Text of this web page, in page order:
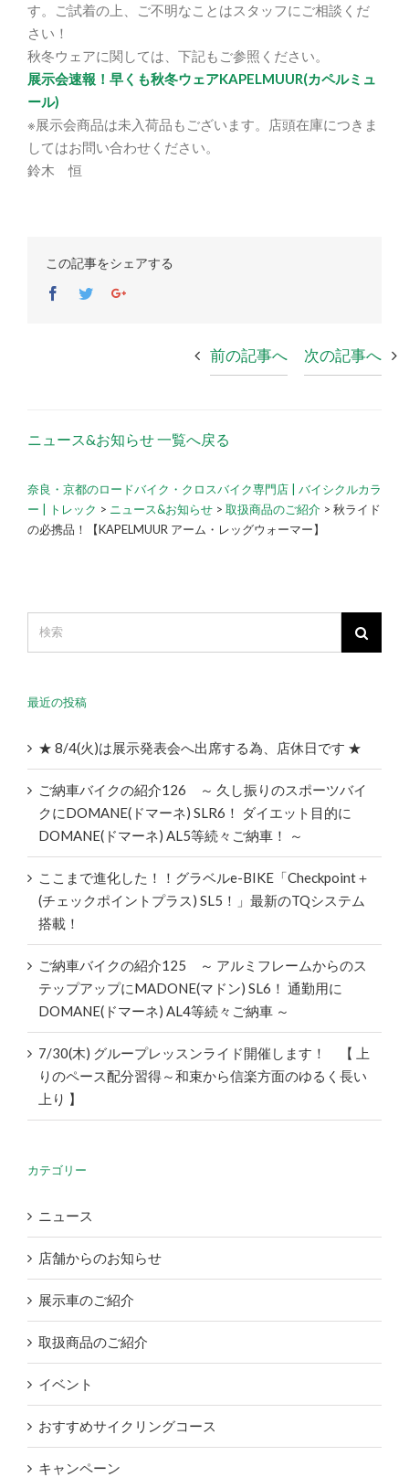
す。ご試着の上、ご不明なことはスタッフにご相談くだ
さい！
秋冬ウェアに関しては、下記もご参照ください。
展示会速報！早くも秋冬ウェアKAPELMUUR(カペルミュ
ール)
※展示会商品は未入荷品もございます。店頭在庫につきま
してはお問い合わせください。
鈴木 恒
この記事をシェアする
Facebook
TwitterGoogle+
前の記事へ 次の記事へ
ニュース&お知らせ 一覧へ戻る
奈良・京都のロードバイク・クロスバイク専門店 | バイシクルカラ
ー | トレック > ニュース&お知らせ > 取扱商品のご紹介 > 秋ライド
の必携品！【KAPELMUUR アーム・レッグウォーマー】
最近の投稿
★ 8/4(火)は展示発表会へ出席する為、店休日です ★
ご納車バイクの紹介126 ～ 久し振りのスポーツバイ
クにDOMANE(ドマーネ) SLR6！ ダイエット目的に
DOMANE(ドマーネ) AL5等続々ご納車！ ～
ここまで進化した！！グラベルe-BIKE「Checkpoint＋
(チェックポイントプラス) SL5！」最新のTQシステム
搭載！
ご納車バイクの紹介125 ～ アルミフレームからのス
テップアップにMADONE(マドン) SL6！ 通勤用に
DOMANE(ドマーネ) AL4等続々ご納車 ～
7/30(木) グループレッスンライド開催します！ 【 上
りのペース配分習得～和束から信楽方面のゆるく長い
上り 】
カテゴリー
ニュース
店舗からのお知らせ
展示車のご紹介
取扱商品のご紹介
イベント
おすすめサイクリングコース
キャンペーン